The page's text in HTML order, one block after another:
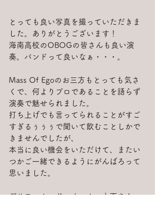
とっても良い写真を撮っていただきま
した。ありがとうございます！
海南高校のOBOGの皆さんも良い演
奏。バンドって良いなぁ・・・。
Mass Of Egoのお三方もとっても気さ
くで、何よりプロであることを語らず
演奏で魅せられました。
打ち上げでも言ってられることがすご
すぎるぅぅぅで聞いて飲むことしかで
きませんでしたが、
本当に良い機会をいただけて、またい
つかご一緒できるようにがんばろって
思いました。
デサフィナード、オーナー木下さん、